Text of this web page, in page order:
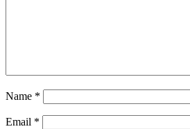
Name *
Email *